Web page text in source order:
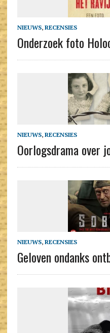
NIEUWS, RECENSIES
Onderzoek foto
NIEUWS, RECENSIES
Oorlogsdrama over
NIEUWS, RECENSIES
Geloven ondanks